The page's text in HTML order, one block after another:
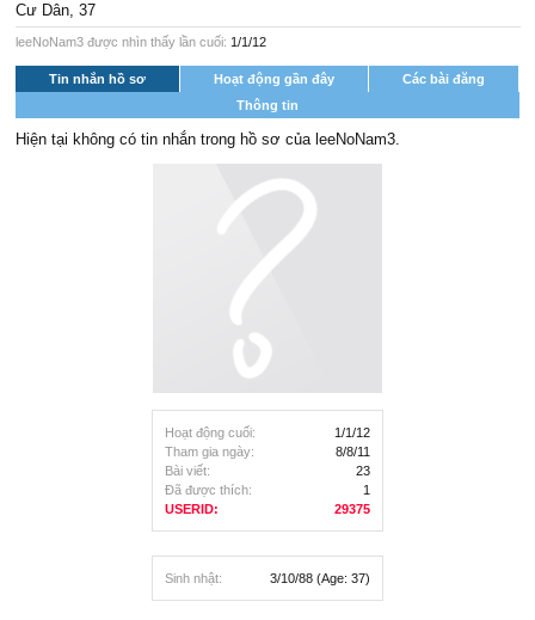
Hoạt động cuối:
1/1/12
Tham gia ngày:
8/8/11
Bài viết:
23
Đã được thích:
1
USERID:
29375
Sinh nhật: 3/10/88 (Age: 37)
Cư Dân, 37
leeNoNam3 được nhìn thấy lần cuối: 1/1/12
Tin nhắn hồ sơ Hoạt động gần đây
Các bài đăng
Thông tin
Hiện tại không có tin nhắn trong hồ sơ của leeNoNam3.